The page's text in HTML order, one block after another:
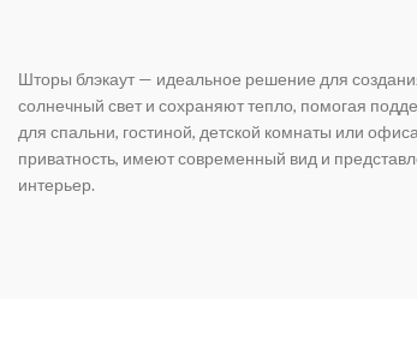
Шторы блэкаут — идеальное решение для
солнечный свет и сохраняют тепло, помогая
для спальни, гостиной, детской комнаты или
приватность, имеют современный вид и
интерьер.